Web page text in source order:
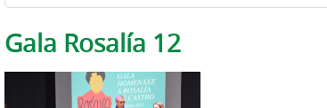
Solapas principales
Gala Rosalía 12